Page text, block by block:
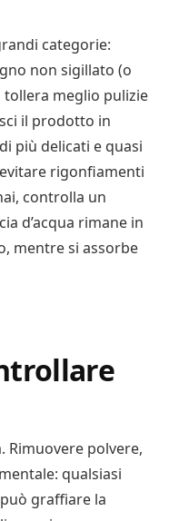
categorie:
non sigillato (o
meglio pulizie
il prodotto in
più delicati e quasi
rigonfiamenti
controlla un
d’acqua rimane in
mentre si assorbe
Rimuovere polvere,
qualsiasi
graffiare la